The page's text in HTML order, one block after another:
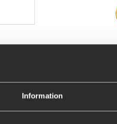
Information
Ett ytbete har